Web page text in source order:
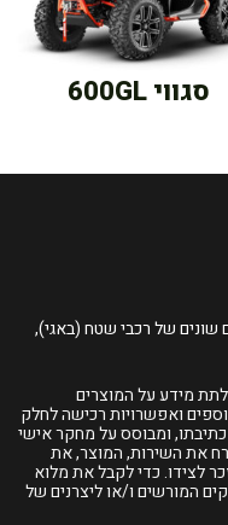
סגווי 600GL
של רכבי שטח (באגי),
מידע על המוצרים
ואפשרויות רכישה לחלק
כתיבתו, ומבוסס על מחקר אישי
את השירות, המוצר, את
לצידו. כדי לקבל את מלוא
המורשים ו/או ליצרנים של